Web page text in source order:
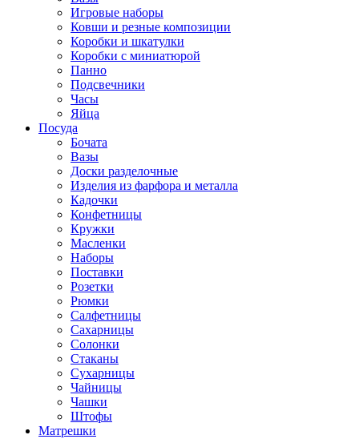
Игровые наборы
Ковши и резные композиции
Коробки и шкатулки
Коробки с миниатюрой
Панно
Подсвечники
Часы
Яйца
Посуда
Бочата
Вазы
Доски разделочные
Изделия из фарфора и металла
Кадочки
Конфетницы
Кружки
Масленки
Наборы
Поставки
Розетки
Рюмки
Салфетницы
Сахарницы
Солонки
Стаканы
Сухарницы
Чайницы
Чашки
Штофы
Матрешки